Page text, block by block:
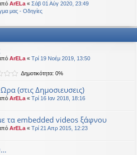
ArELa « Σάβ 01 Αύγ 2020, 23:49
μας - Οδηγίες
ArELa « Τρί 19 Νοέμ 2019, 13:50
Δημοτικότητα: 0%
(στις Δημοσιευσεις)
ArELa « Τρί 16 Ιαν 2018, 18:16
τα embedded videos ξάφνου
ArELa « Τρί 21 Απρ 2015, 12:23